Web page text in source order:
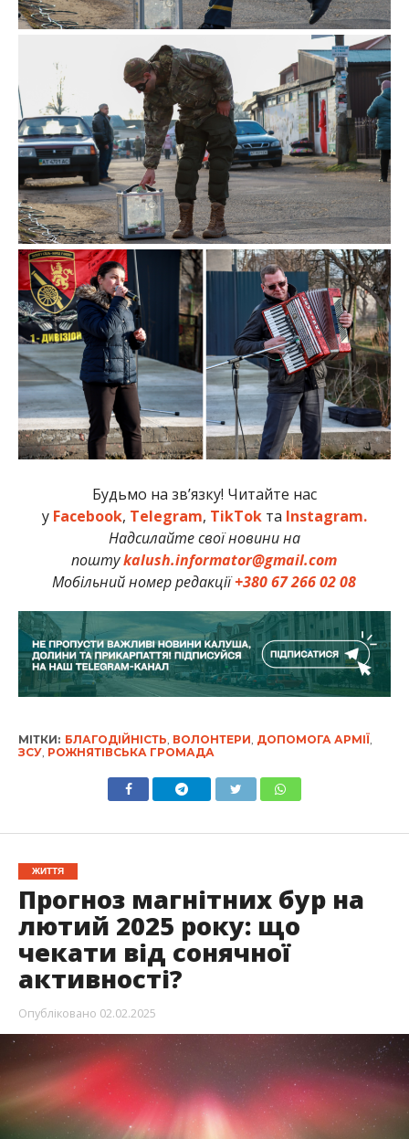
Будьмо на зв’язку! Читайте нас
у Facebook, Telegram, TikTokта Instagram.
Надсилайте свої новини на
поштуkalush.informator@gmail.com
Мобільний номер редакції+380 67 266 02 08
МІТКИ: БЛАГОДІЙНІСТЬ, ВОЛОНТЕРИ, ДОПОМОГА АРМІЇ,
ЗСУ, РОЖНЯТІВСЬКА ГРОМАДА
ЖИТТЯ
Прогноз магнітних бур на
лютий 2025 року: що
чекати від сонячної
активності?
Опубліковано 02.02.2025